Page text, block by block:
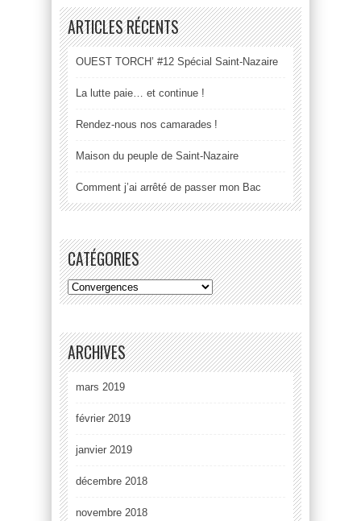
ARTICLES RÉCENTS
OUEST TORCH’ #12 Spécial Saint-Nazaire
La lutte paie… et continue !
Rendez-nous nos camarades !
Maison du peuple de Saint-Nazaire
Comment j’ai arrêté de passer mon Bac
CATÉGORIES
ARCHIVES
mars 2019
février 2019
janvier 2019
décembre 2018
novembre 2018